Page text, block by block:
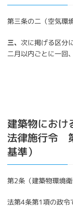
第三条の二（空気環
三、次に掲げる区分
二月以内ごとに一回
建築物におけ
法律施行令
基準）
第2条（建築物環境衛
法第4条第1項の政令